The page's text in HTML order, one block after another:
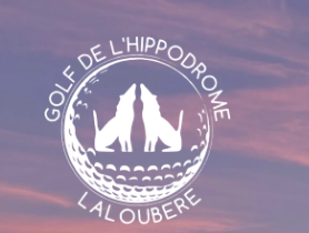
au
contenu